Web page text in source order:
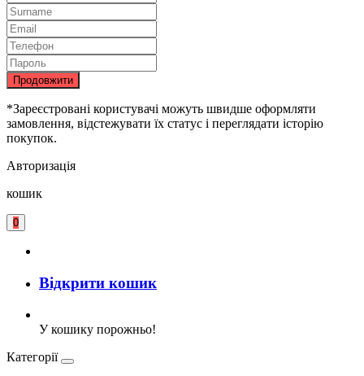
Продовжити
*Зареєстровані користувачі можуть швидше оформляти
замовлення, відстежувати їх статус і переглядати історію
покупок.
Авторизація
кошик
0
Відкрити кошик
У кошику порожньо!
Категорії